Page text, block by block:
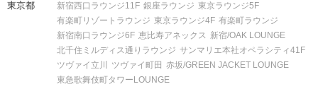
東京都 新宿西口ラウンジ11F 銀座ラウンジ 東京ラウンジ5F
有楽町リゾートラウンジ 東京ラウンジ4F 有楽町ラウンジ
新宿南口ラウンジ6F 恵比寿アネックス 新宿/OAK LOUNGE
北千住ミルディス通りラウンジ サンマリエ本社オペラシティ41F
ツヴァイ立川
ツヴァイ町田 赤坂/GREEN JACKET LOUNGE
東急歌舞伎町タワーLOUNGE